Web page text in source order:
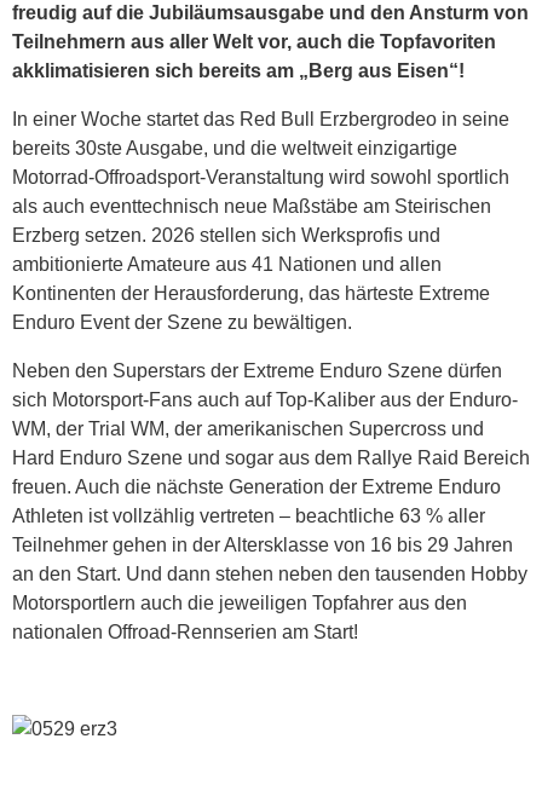
freudig auf die Jubiläumsausgabe und den Ansturm von
Teilnehmern aus aller Welt vor, auch die Topfavoriten
akklimatisieren sich bereits am „Berg aus Eisen“!
In einer Woche startet das Red Bull Erzbergrodeo in seine
bereits 30ste Ausgabe, und die weltweit einzigartige
Motorrad-Offroadsport-Veranstaltung wird sowohl sportlich
als auch eventtechnisch neue Maßstäbe am Steirischen
Erzberg setzen. 2026 stellen sich Werksprofis und
ambitionierte Amateure aus 41 Nationen und allen
Kontinenten der Herausforderung, das härteste Extreme
Enduro Event der Szene zu bewältigen.
Neben den Superstars der Extreme Enduro Szene dürfen
sich Motorsport-Fans auch auf Top-Kaliber aus der Enduro-
WM, der Trial WM, der amerikanischen Supercross und
Hard Enduro Szene und sogar aus dem Rallye Raid Bereich
freuen. Auch die nächste Generation der Extreme Enduro
Athleten ist vollzählig vertreten – beachtliche 63 % aller
Teilnehmer gehen in der Altersklasse von 16 bis 29 Jahren
an den Start. Und dann stehen neben den tausenden Hobby
Motorsportlern auch die jeweiligen Topfahrer aus den
nationalen Offroad-Rennserien am Start!